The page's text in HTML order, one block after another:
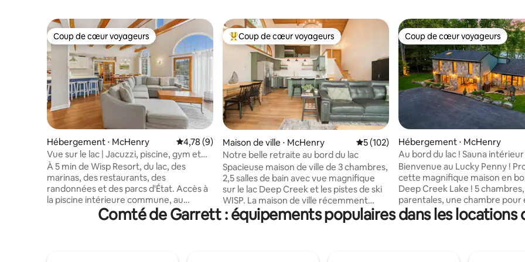
Coup de cœur voyageurs
Coup de cœur voyageurs
Hébergement ⋅ McHenry Évaluation moyenne sur la base de 9 commentaires : 4,78 sur 5
4,78 (9)
Vue sur le lac | Jacuzzi, piscine, gym et
jeux | Borne de recharge pour voiture
électrique
À 5 min de Wisp Resort, du lac, des
marinas, des restaurants, des
randonnées et des parcs d'État. Accès à
la piscine intérieure commune, au
pickleball et à la salle de sport. 🛏️
Capacité d'hébergement de
Coups de cœur voyageurs les plus appréciés
Coup de cœur voyageurs
Maison de ville ⋅ McHenry Évaluation moyenne sur la base de 102
5 (102)
Notre belle retraite au bord du lac
Spacieuse maison de ville de 3 chambres,
2,5 salles de bain avec vue magnifique
sur le lac Deep Creek et les pistes de ski
WISP. La maison de ville récemment
rénovée peut accueillir confortablement
8 personnes. Vous apprécierez la
Coup de cœur voyageurs
Coup de cœur voyageurs
Hébergement ⋅ McHenry
Au bord du lac ! Sauna
14 couchages ! Kayaks !
Bienvenue au Lucky Penny !
cette magnifique maison en
Deep Creek Lake ! 5
parentales, une chambre pour
avec arcades et de la place
14 personnes. Profitez d'une
Comté de Garrett : équipements populaires dans les locations